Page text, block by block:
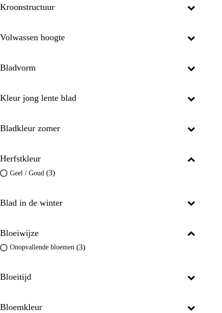
Kroonstructuur
Volwassen hoogte
Bladvorm
Kleur jong lente blad
Bladkleur zomer
Herfstkleur
Geel / Goud (3)
Blad in de winter
Bloeiwijze
Onopvallende bloemen (3)
Bloeitijd
Bloemkleur